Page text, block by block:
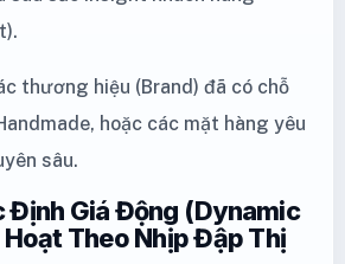
thương hiệu (Brand) đã có chỗ
hoặc các mặt hàng yêu
sâu.
Định Giá Động (Dynamic
Theo Nhịp Đập Thị